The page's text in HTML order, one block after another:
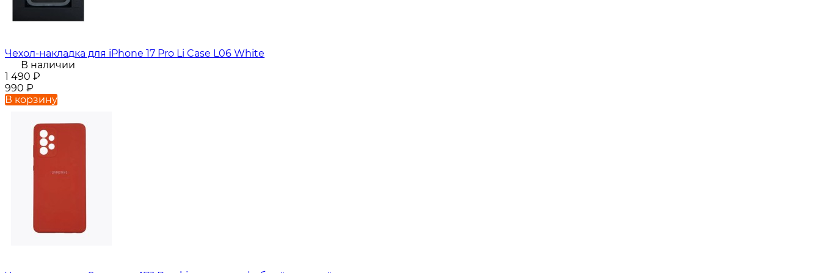
Чехол-накладка для iPhone 17 Pro Li Case L06 White
В наличии
1 490 ₽
990 ₽
В корзину